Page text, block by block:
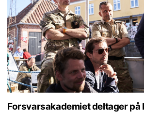
Forsvarsakademiet deltager på